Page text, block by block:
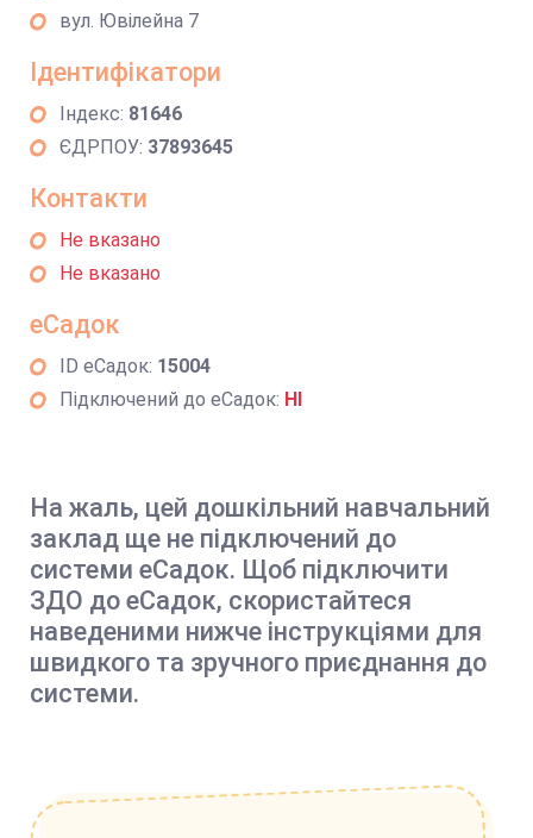
вул. Ювілейна 7
Ідентифікатори
Індекс: 81646
ЄДРПОУ: 37893645
Контакти
Не вказано
Не вказано
еСадок
ID еСадок: 15004
Підключений до еСадок: НІ
На жаль, цей дошкільний навчальний
заклад ще не підключений до
системи еСадок. Щоб підключити
ЗДО до еСадок, скористайтеся
наведеними нижче інструкціями для
швидкого та зручного приєднання до
системи.